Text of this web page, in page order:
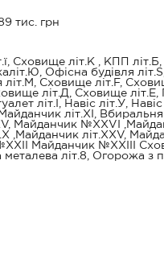
тис. грн
Сховище літ.К , КПП літ.Б,
Офісна будівля
літ.М, Сховище літ.F,
літ.Д, Сховище літ.Е,
літ.І, Навіс літ.У,
літ.ХІ,
Майданчик №ХХVІ
,Майданчик літ.ХХV,
Майданчик №ХХІІІ
літ.8, Огорожа